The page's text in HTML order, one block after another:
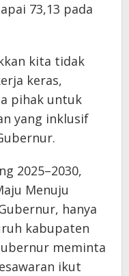
73,13 pada
kita tidak
keras,
pihak untuk
yang inklusif
2025–2030,
Menuju
hanya
kabupaten
meminta
ikut